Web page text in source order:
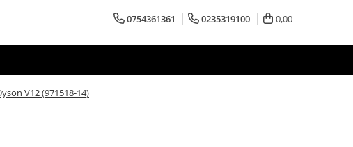
0754361361 0235319100 0,00
V12 (971518-14)